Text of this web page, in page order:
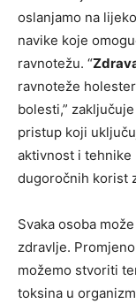
oslanjamo na
navike koje
ravnotežu. “
ravnoteže
bolesti,”
pristup koji
aktivnost i tehnike
dugoročnih korist
Svaka osoba
zdravlje.
možemo stvoriti
toksina u